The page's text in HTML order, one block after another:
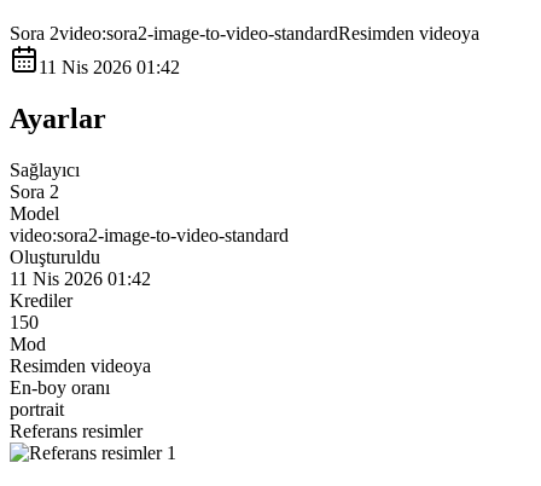
Sora 2video:sora2-image-to-video-standardResimden videoya
11 Nis 2026 01:42
Ayarlar
Sağlayıcı
Sora 2
Model
video:sora2-image-to-video-standard
Oluşturuldu
11 Nis 2026 01:42
Krediler
150
Mod
Resimden videoya
En-boy oranı
portrait
Referans resimler